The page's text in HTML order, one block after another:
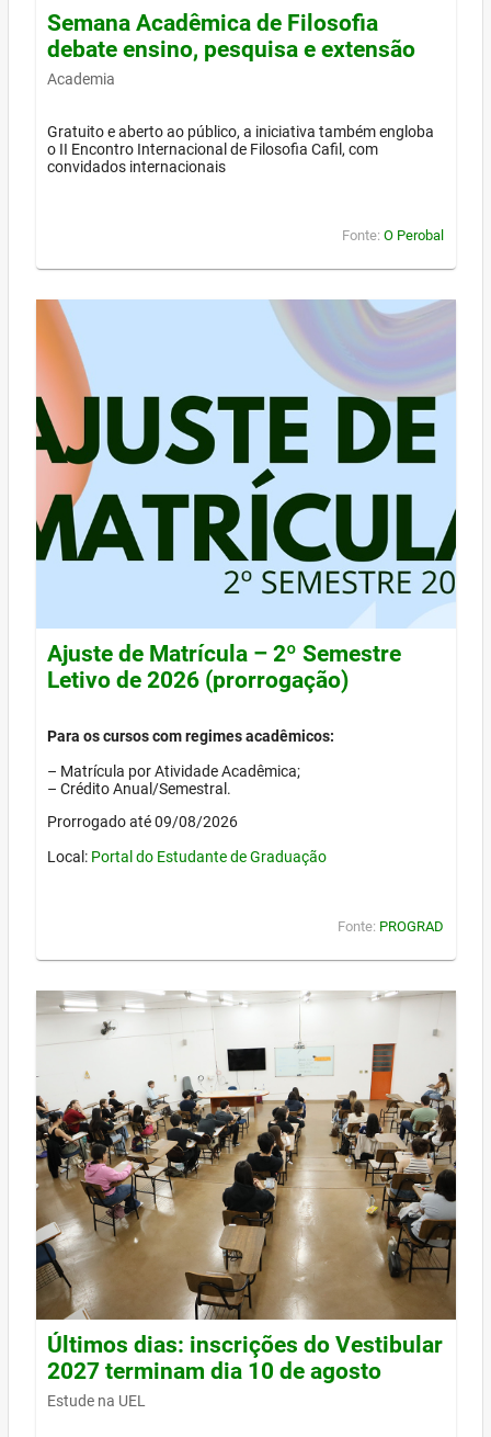
Semana Acadêmica de Filosofia
debate ensino, pesquisa e extensão
Academia
Gratuito e aberto ao público, a iniciativa também engloba
o II Encontro Internacional de Filosofia Cafil, com
convidados internacionais
Fonte: O Perobal
Ajuste de Matrícula – 2º Semestre
Letivo de 2026 (prorrogação)
Para os cursos com regimes acadêmicos:
– Matrícula por Atividade Acadêmica;
– Crédito Anual/Semestral.
Prorrogado até 09/08/2026
Local: Portal do Estudante de Graduação
Fonte: PROGRAD
Últimos dias: inscrições do Vestibular
2027 terminam dia 10 de agosto
Estude na UEL